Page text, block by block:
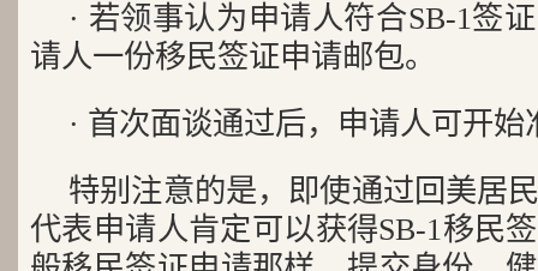
· 若领事认为申请人符合SB-1签
请人一份移民签证申请邮包。
· 首次面谈通过后，申请人可开
特别注意的是，即使通过回美居
代表申请人肯定可以获得SB-1移民